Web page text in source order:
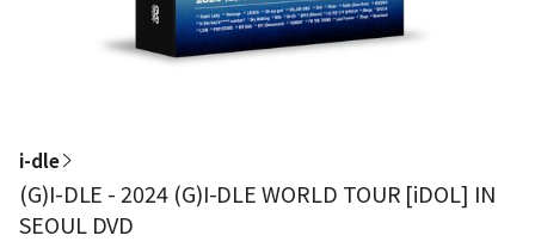
i-dle
(G)I-DLE - 2024 (G)I-DLE WORLD TOUR [iDOL] IN
SEOUL DVD